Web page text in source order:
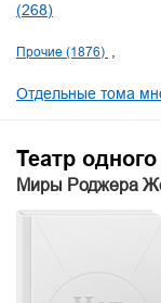
(268)
Прочие (1876)
Отдельные тома
Театр
Миры Роджера